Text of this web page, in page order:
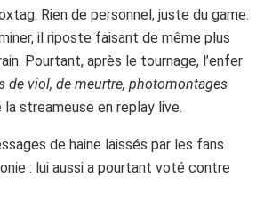
Rien de personnel, juste du game.
il riposte faisant de même plus
Pourtant, après le tournage, l’enfer
de viol, de meurtre, photomontages
la streameuse en replay live.
de haine laissés par les fans
: lui aussi a pourtant voté contre